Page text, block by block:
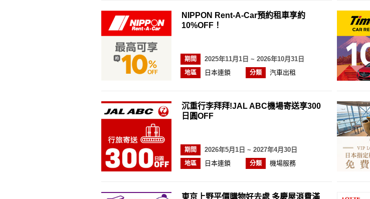
NIPPON Rent-A-Car預約租車享約
10%OFF！
期間 2025年11月1日 ~ 2026年10月31日
地區 日本連鎖 分類 汽車出租
沉重行李拜拜!JAL ABC機場寄送享300
日圓OFF
期間 2026年5月1日 ~ 2027年4月30日
地區 日本連鎖 分類 機場服務
東京上野平價購物好去處 多慶屋消費滿